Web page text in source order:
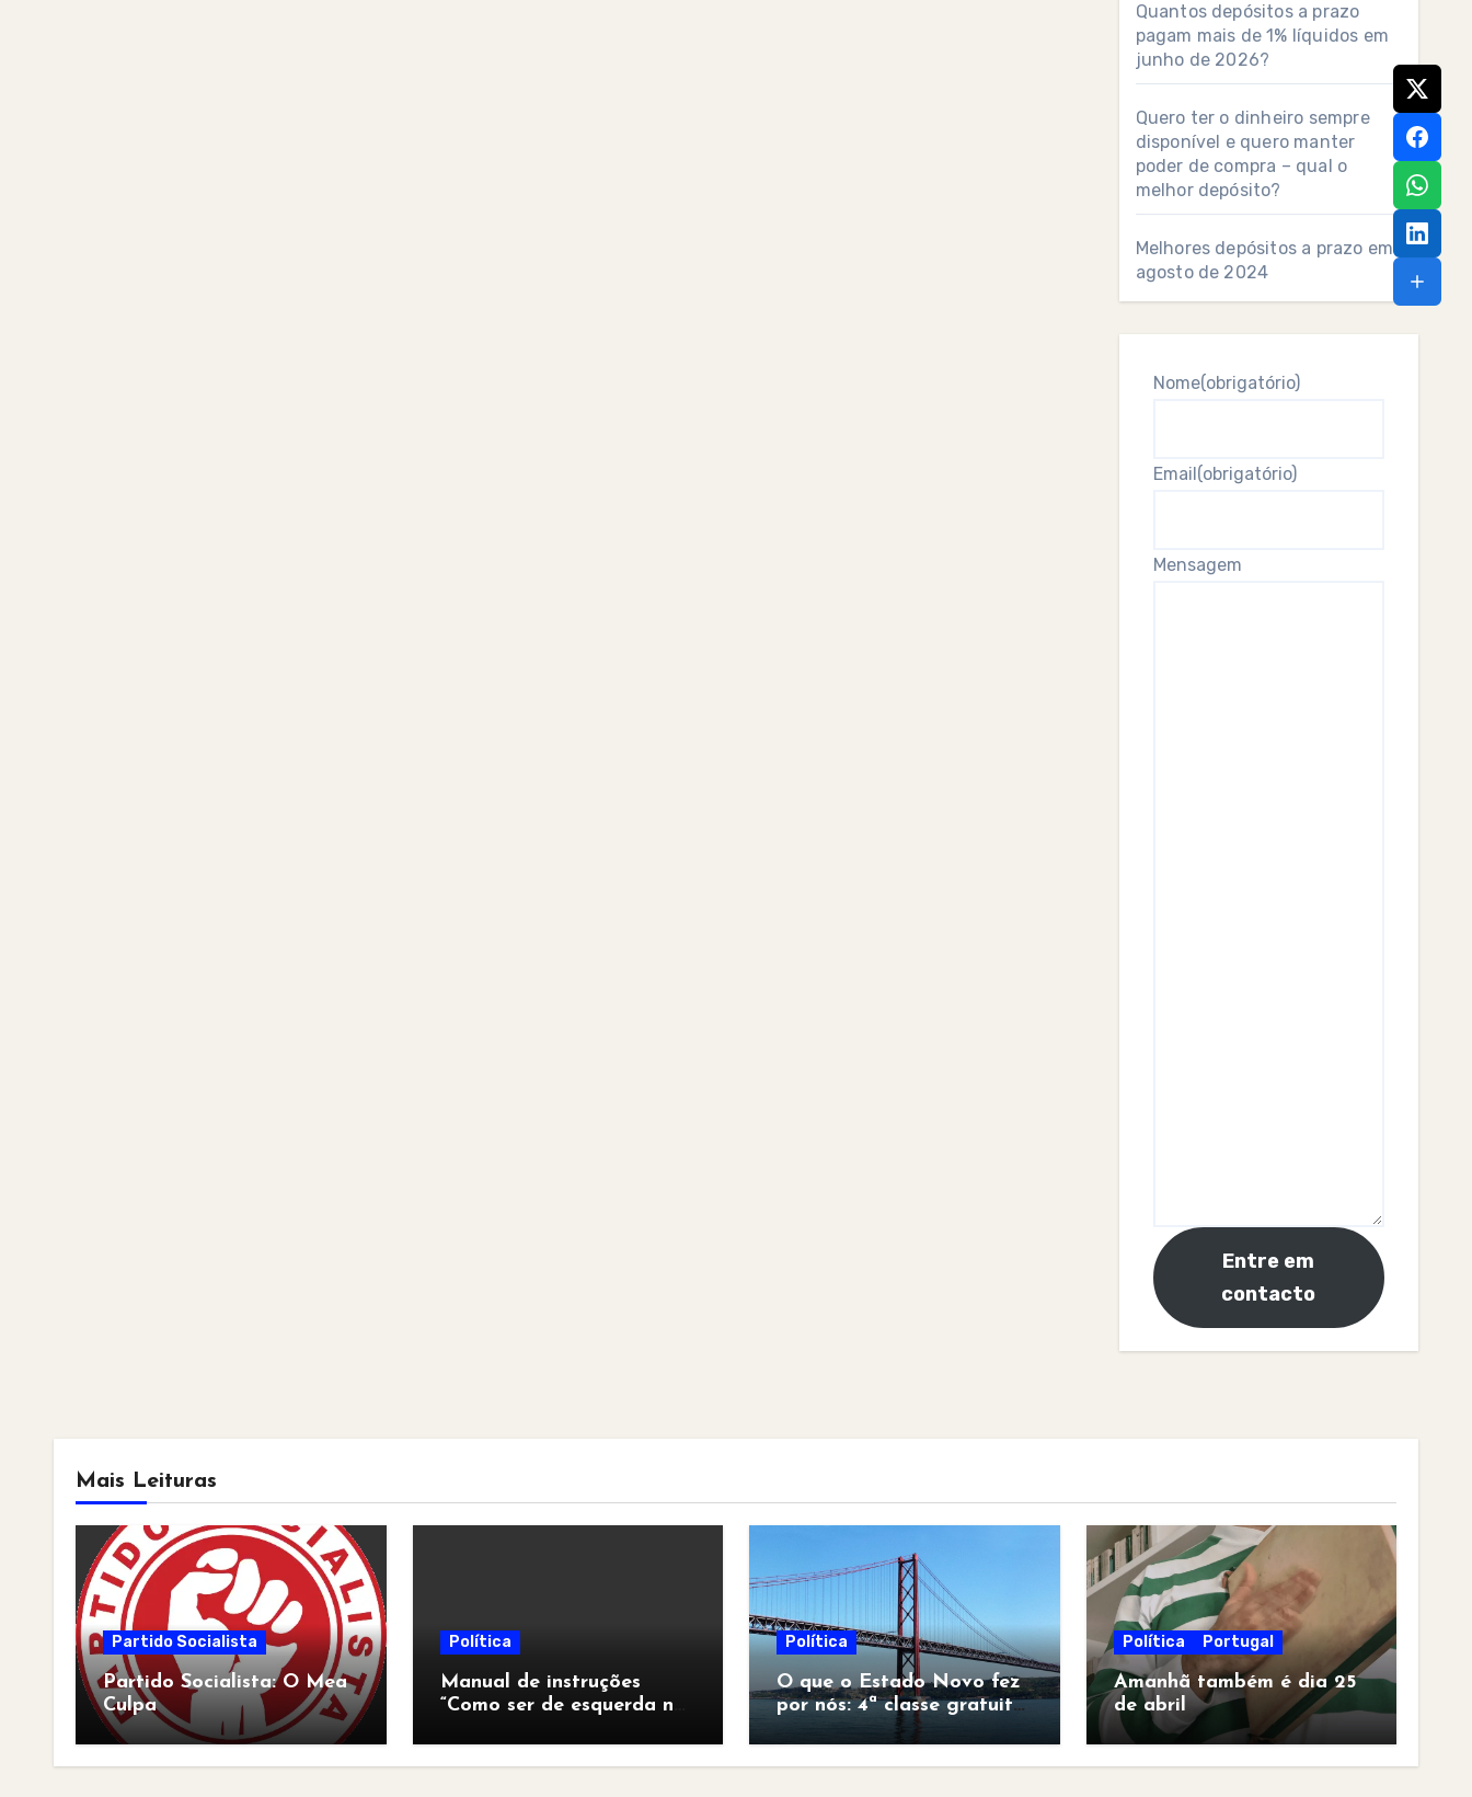
Quantos depósitos a prazo
pagam mais de 1% líquidos em
junho de 2026?
Quero ter o dinheiro sempre
disponível e quero manter
poder de compra – qual o
melhor depósito?
Melhores depósitos a prazo em
agosto de 2024
Nome(obrigatório)
Email(obrigatório)
Mensagem
Entre em
contacto
Mais Leituras
Partido Socialista
Partido Socialista: O Mea
Culpa
Política
Manual de instruções
“Como ser de esquerda no
Política
O que o Estado Novo fez
por nós: 4ª classe gratuita
para todos
Política Portugal
Amanhã também é dia 25
de abril